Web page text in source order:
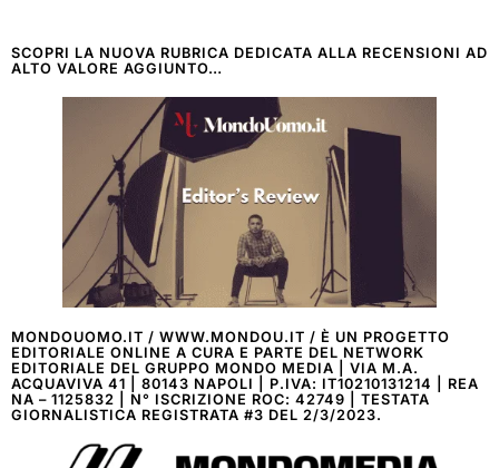
SCOPRI LA NUOVA RUBRICA DEDICATA ALLA RECENSIONI AD
ALTO VALORE AGGIUNTO…
MONDOUOMO.IT / WWW.MONDOU.IT / È UN PROGETTO
EDITORIALE ONLINE A CURA E PARTE DEL NETWORK
EDITORIALE DEL GRUPPO MONDO MEDIA | VIA M.A.
ACQUAVIVA 41 | 80143 NAPOLI | P.IVA: IT10210131214 | REA
NA – 1125832 | N° ISCRIZIONE ROC: 42749 | TESTATA
GIORNALISTICA REGISTRATA #3 DEL 2/3/2023.